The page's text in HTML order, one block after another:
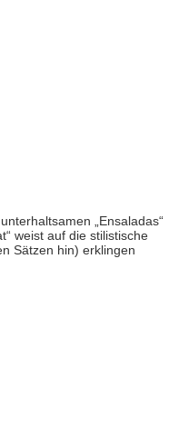
„Ensaladas“
weist auf die stilistische
Sätzen hin) erklingen